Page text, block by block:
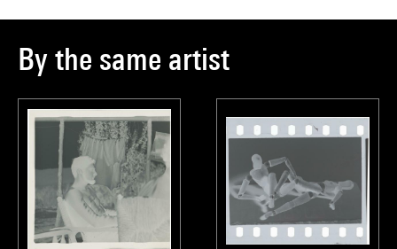
By the same artist